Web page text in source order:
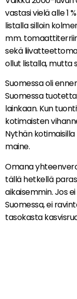
vastasi vielä alle 1
listalla silloin
mm.
sekä
ollut listalla, mutta
Suomessa oli
Suomessa
lainkaan. Kun
kotimaisten
Nythän
maine.
Omana
tällä hetkellä
aikaisemmin. Jos
Suomessa, ei
tasokasta